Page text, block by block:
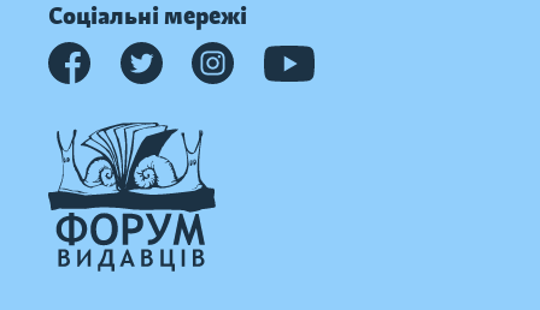
Соціальні мережі